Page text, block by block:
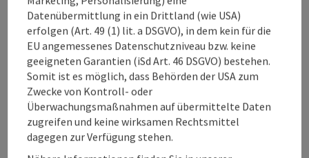
Warum solltest
du deine
Unterkunft im
360° Alpenland
frühzeitig
Datenübermittlung in ein Drittland (wie USA)
erfolgen (Art. 49 (1) lit. a DSGVO), in dem kein für die
EU angemessenes Datenschutzniveau bzw. keine
geeigneten Garantien (iSd Art. 46 DSGVO) bestehen.
Somit ist es möglich, dass Behörden der USA zum
Zwecke von Kontroll- oder
Überwachungsmaßnahmen auf übermittelte Daten
zugreifen und keine wirksamen Rechtsmittel
dagegen zur Verfügung stehen.